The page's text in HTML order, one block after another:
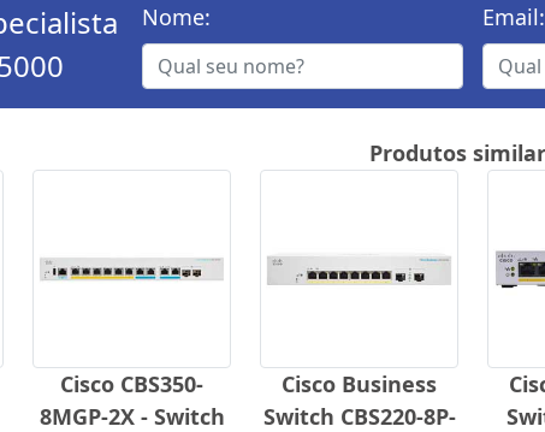
Nome: Email:
Produtos
Cisco CBS350-
8MGP-2X - Switch
Cisco Business
Switch CBS220-8P-